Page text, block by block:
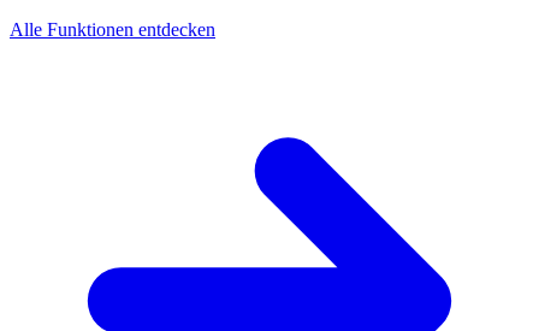
Alle Funktionen entdecken